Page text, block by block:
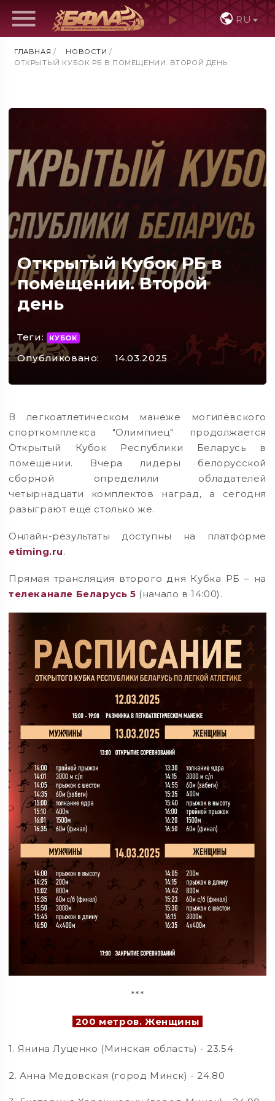
RU
ГЛАВНАЯ / НОВОСТИ /
ОТКРЫТЫЙ КУБОК РБ В ПОМЕЩЕНИИ. ВТОРОЙ ДЕНЬ
Открытый Кубок РБ в
помещении. Второй
день
Теги: КУБОК
Опубликовано: 14.03.2025
В легкоатлетическом манеже могилёвского
спорткомплекса "Олимпиец" продолжается
Открытый Кубок Республики Беларусь в
помещении. Вчера лидеры белорусской
сборной определили обладателей
четырнадцати комплектов наград, а сегодня
разыграют ещё столько же.
Онлайн-результаты доступны на платформе
etiming.ru.
Прямая трансляция второго дня Кубка РБ – на
телеканале Беларусь 5 (начало в 14:00).
***
200 метров. Женщины
1. Янина Луценко (Минская область) - 23.54
2. Анна Медовская (город Минск) - 24.80